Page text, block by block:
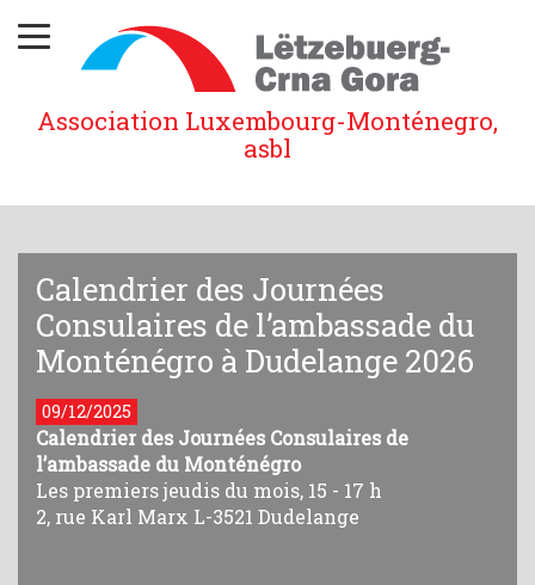
Association Luxembourg-Monténegro,
asbl
Calendrier des Journées
Consulaires de l’ambassade du
Monténégro à Dudelange 2026
09/12/2025
Calendrier des Journées Consulaires de
l’ambassade du Monténégro
Les premiers jeudis du mois, 15 - 17 h
2, rue Karl Marx L-3521 Dudelange